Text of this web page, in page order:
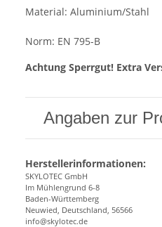
Material: Aluminium/Stahl
Norm: EN 795-B
Achtung Sperrgut! Extra
Angaben zur
Herstellerinformationen:
SKYLOTEC GmbH
Im Mühlengrund 6-8
Baden-Württemberg
Neuwied, Deutschland, 56566
info@skylotec.de